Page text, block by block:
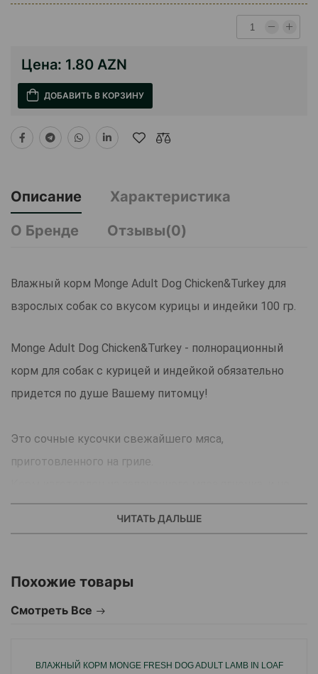
Цена: 1.80 AZN
ДОБАВИТЬ В КОРЗИНУ
Описание
Характеристика
О Бренде
Отзывы(0)
Влажный корм Monge Adult Dog Chicken&Turkey для
взрослых собак со вкусом курицы и индейки 100 гр.
Monge Adult Dog Chicken&Turkey - полнорационный
корм для собак с курицей и индейкой обязательно
придется по душе Вашему питомцу!
Это сочные кусочки свежайшего мяса,
приготовленного на гриле.
содержит злаков.
Преимущества:
поддержания здоровья суставов.
ЧИТАТЬ ДАЛЬШЕ
Похожие товары
Смотреть Все
ВЛАЖНЫЙ КОРМ MONGE FRESH DOG ADULT LAMB IN LOAF